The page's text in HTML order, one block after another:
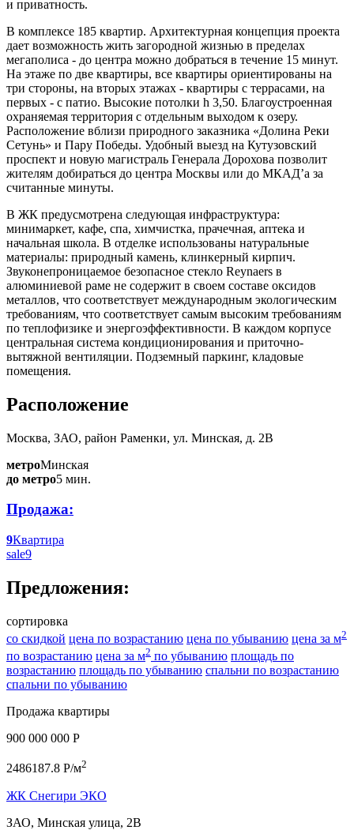
и приватность.
В комплексе 185 квартир. Архитектурная концепция проекта
дает возможность жить загородной жизнью в пределах
мегаполиса - до центра можно добраться в течение 15 минут.
На этаже по две квартиры, все квартиры ориентированы на
три стороны, на вторых этажах - квартиры с террасами, на
первых - с патио. Высокие потолки h 3,50. Благоустроенная
охраняемая территория с отдельным выходом к озеру.
Расположение вблизи природного заказника «Долина Реки
Сетунь» и Пару Победы. Удобный выезд на Кутузовский
проспект и новую магистраль Генерала Дорохова позволит
жителям добираться до центра Москвы или до МКАД’а за
считанные минуты.
В ЖК предусмотрена следующая инфраструктура:
минимаркет, кафе, спа, химчистка, прачечная, аптека и
начальная школа. В отделке использованы натуральные
материалы: природный камень, клинкерный кирпич.
Звуконепроницаемое безопасное стекло Reynaers в
алюминиевой раме не содержит в своем составе оксидов
металлов, что соответствует международным экологическим
требованиям, что соответствует самым высоким требованиям
по теплофизике и энергоэффективности. В каждом корпусе
центральная система кондиционирования и приточно-
вытяжной вентиляции. Подземный паркинг, кладовые
помещения.
Расположение
Москва, ЗАО, район Раменки, ул. Минская, д. 2В
метроМинская
до метро5 мин.
Продажа:
9Квартира
sale9
Предложения:
сортировка
со скидкой цена по возрастанию цена по убыванию цена за м2
по возрастанию цена за м2 по убыванию площадь по
возрастанию площадь по убыванию спальни по возрастанию
спальни по убыванию
Продажа квартиры
900 000 000 P
2486187.8 P/м2
ЖК Снегири ЭКО
ЗАО, Минская улица, 2В